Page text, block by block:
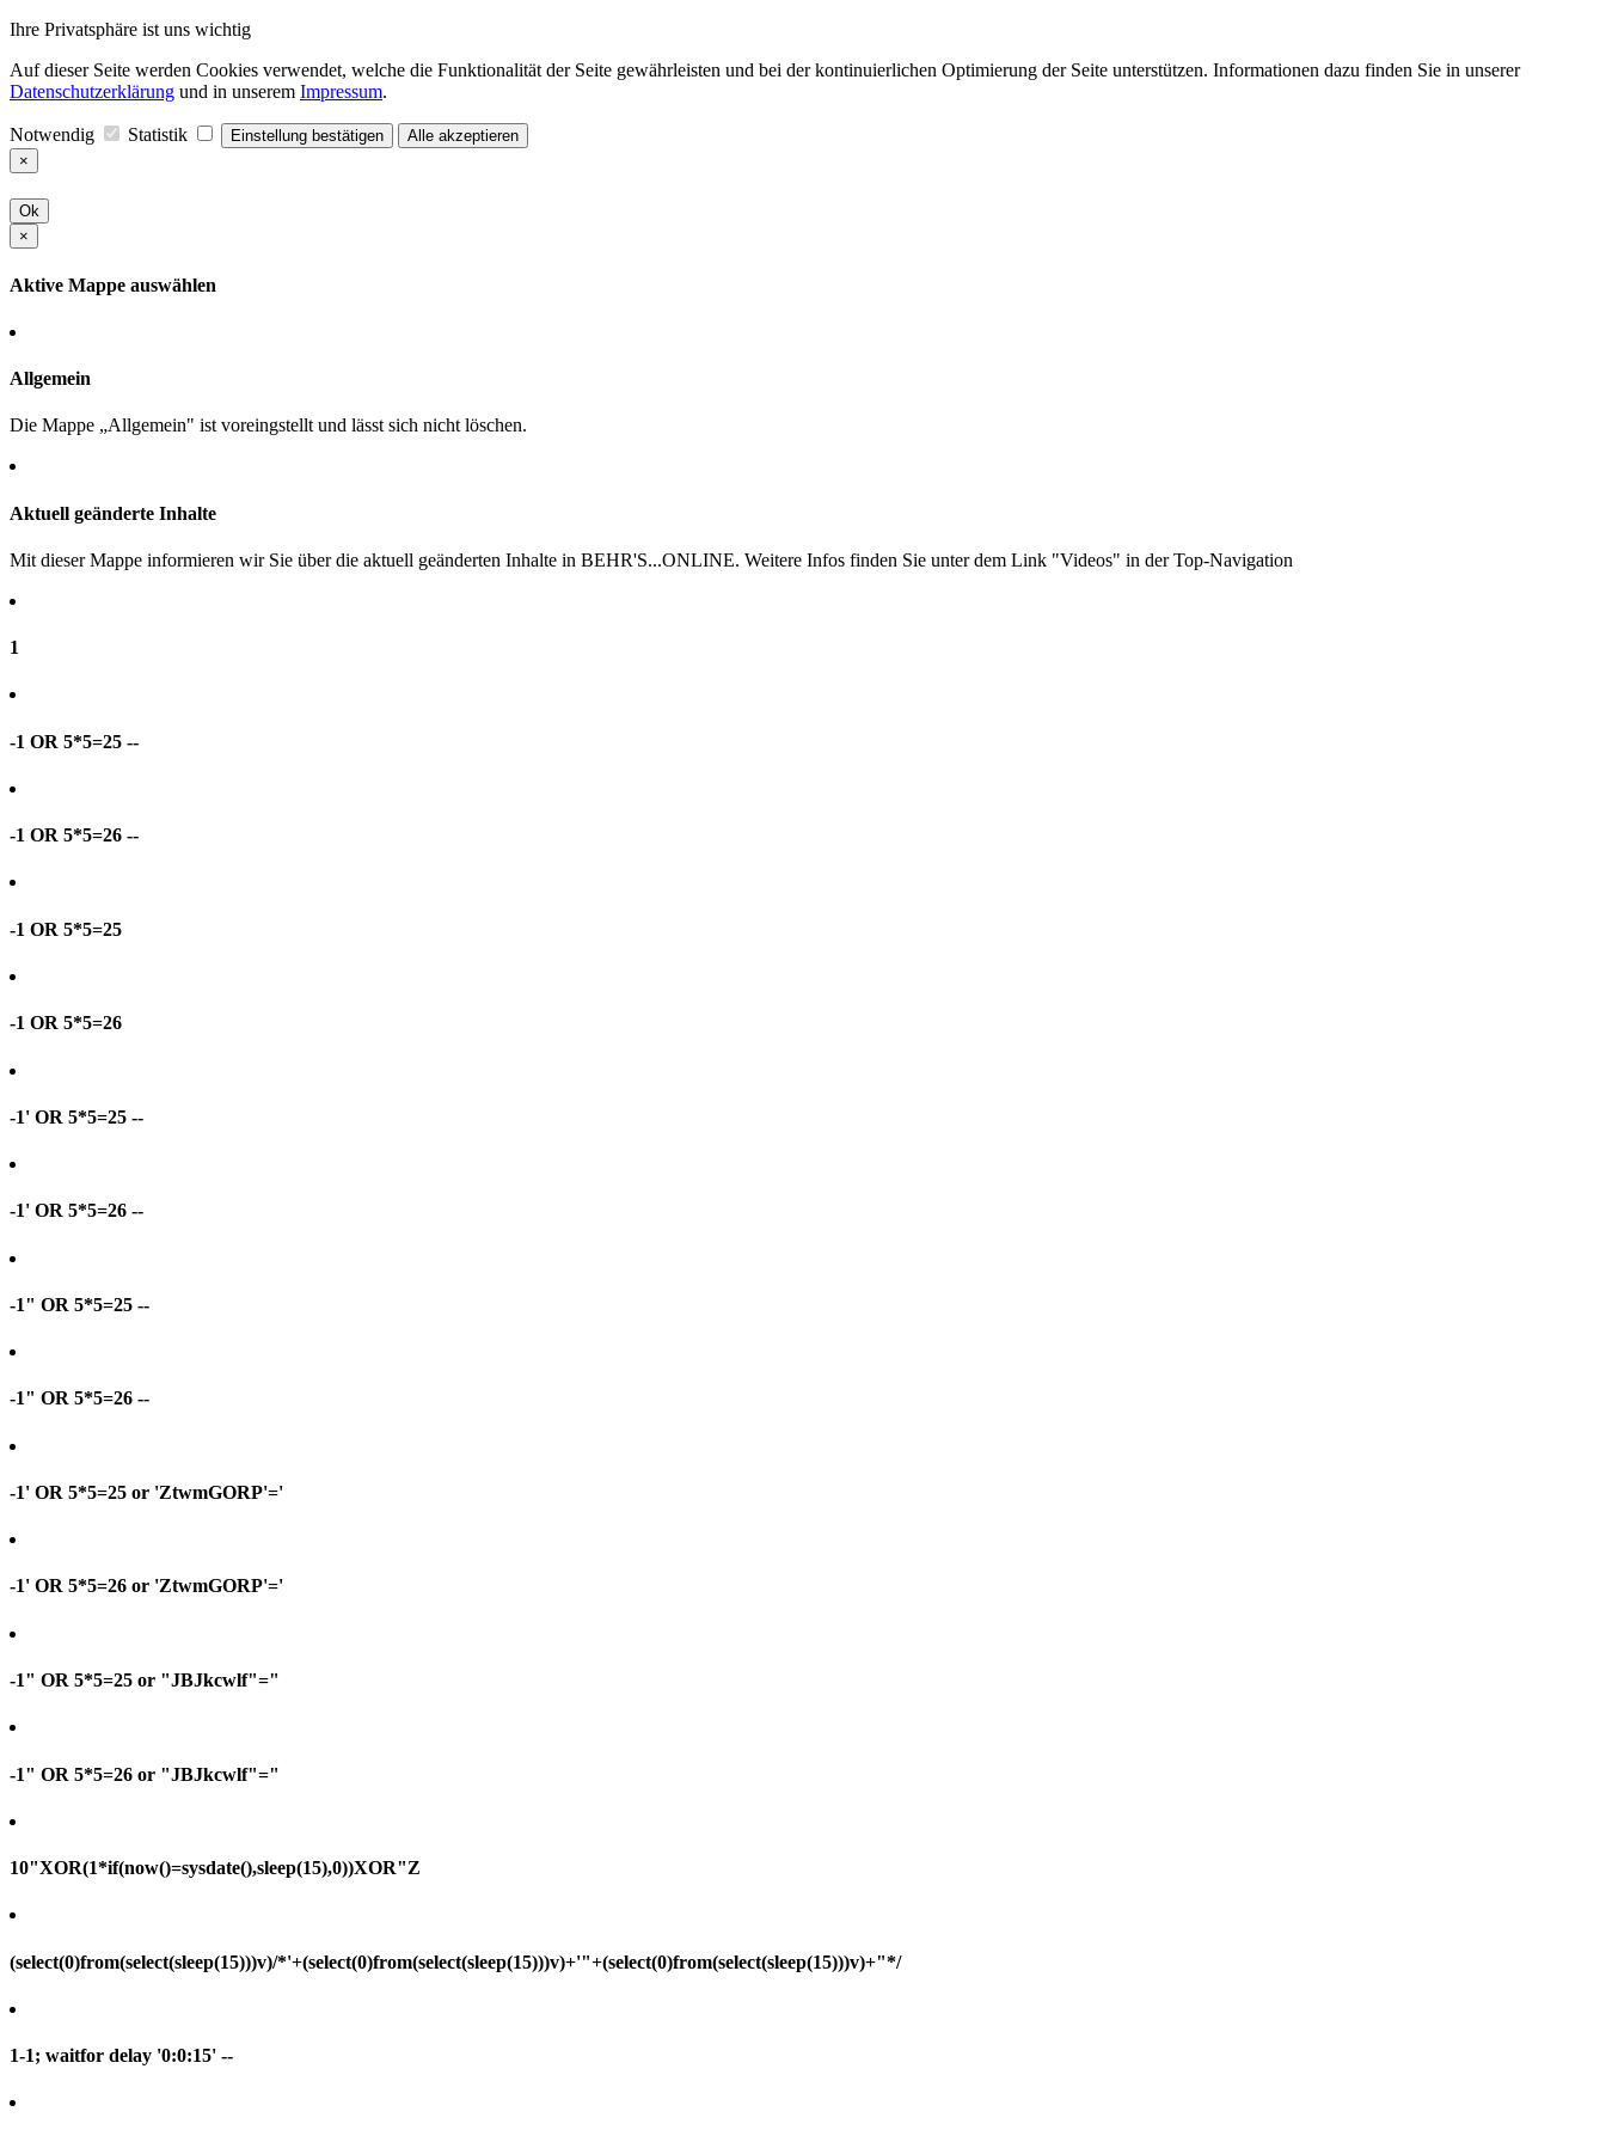
Ihre Privatsphäre ist uns wichtig
Auf dieser Seite werden Cookies verwendet, welche die Funktionalität der Seite gewährleisten und bei der kontinuierlichen Optimierung der Seite unterstützen. Informationen dazu finden Sie in unserer
Datenschutzerklärung und in unserem Impressum.
Notwendig Statistik Einstellung bestätigen
Alle akzeptieren
×
Ok
×
Aktive Mappe auswählen
Allgemein
Die Mappe „Allgemein" ist voreingstellt und lässt sich nicht löschen.
Aktuell geänderte Inhalte
Mit dieser Mappe informieren wir Sie über die aktuell geänderten Inhalte in BEHR'S...ONLINE. Weitere Infos finden Sie unter dem Link "Videos" in der Top-Navigation
1
-1 OR 5*5=25 --
-1 OR 5*5=26 --
-1 OR 5*5=25
-1 OR 5*5=26
-1' OR 5*5=25 --
-1' OR 5*5=26 --
-1" OR 5*5=25 --
-1" OR 5*5=26 --
-1' OR 5*5=25 or 'ZtwmGORP'='
-1' OR 5*5=26 or 'ZtwmGORP'='
-1" OR 5*5=25 or "JBJkcwlf"="
-1" OR 5*5=26 or "JBJkcwlf"="
10"XOR(1*if(now()=sysdate(),sleep(15),0))XOR"Z
(select(0)from(select(sleep(15)))v)/*'+(select(0)from(select(sleep(15)))v)+'"+(select(0)from(select(sleep(15)))v)+"*/
1-1; waitfor delay '0:0:15' --